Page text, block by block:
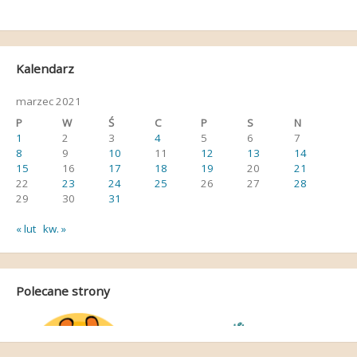
Kalendarz
marzec 2021
P
W Ś C P S
N
1
2 3 4 5 6
7
8
9 10 11 12 13
14
15
16 17 18 19 20
21
22
23 24 25 26 27
28
29
30 31
« lut kw. »
Polecane strony